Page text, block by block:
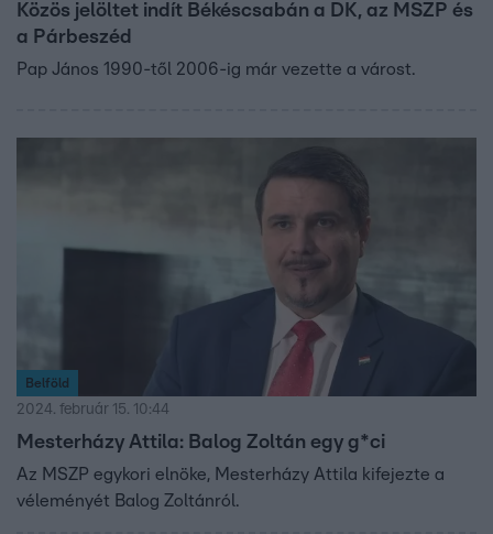
Közös jelöltet indít Békéscsabán a DK, az MSZP és
a Párbeszéd
Pap János 1990-től 2006-ig már vezette a várost.
Belföld
2024. február 15. 10:44
Mesterházy Attila: Balog Zoltán egy g*ci
Az MSZP egykori elnöke, Mesterházy Attila kifejezte a
véleményét Balog Zoltánról.